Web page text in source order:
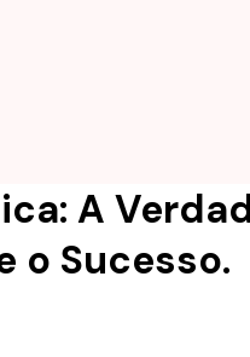
A
o Sucesso.